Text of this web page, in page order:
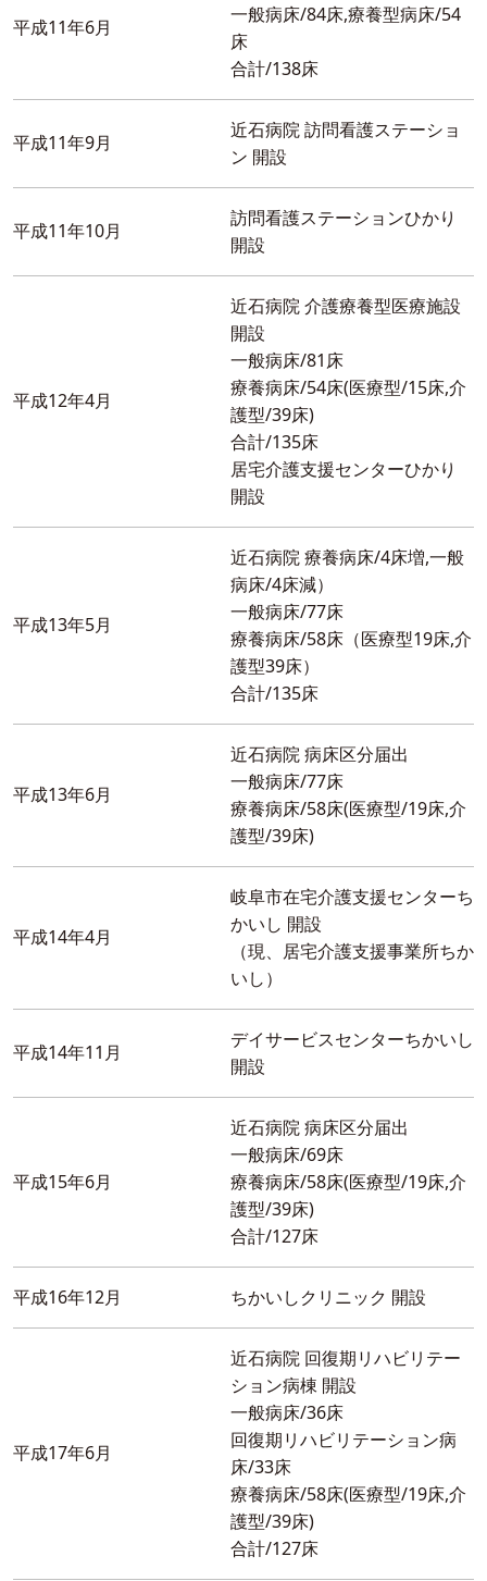
平成11年6月
一般病床/84床,療養型病床/54
床
合計/138床
平成11年9月
近石病院 訪問看護ステーショ
ン 開設
平成11年10月
訪問看護ステーションひかり
開設
平成12年4月
近石病院 介護療養型医療施設
開設
一般病床/81床
療養病床/54床(医療型/15床,介
護型/39床)
合計/135床
居宅介護支援センターひかり
開設
平成13年5月
近石病院 療養病床/4床増,一般
病床/4床減）
一般病床/77床
療養病床/58床（医療型19床,介
護型39床）
合計/135床
平成13年6月
近石病院 病床区分届出
一般病床/77床
療養病床/58床(医療型/19床,介
護型/39床)
平成14年4月
岐阜市在宅介護支援センターち
かいし 開設
（現、居宅介護支援事業所ちか
いし）
平成14年11月
デイサービスセンターちかいし
開設
平成15年6月
近石病院 病床区分届出
一般病床/69床
療養病床/58床(医療型/19床,介
護型/39床)
合計/127床
平成16年12月 ちかいしクリニック 開設
平成17年6月
近石病院 回復期リハビリテー
ション病棟 開設
一般病床/36床
回復期リハビリテーション病
床/33床
療養病床/58床(医療型/19床,介
護型/39床)
合計/127床